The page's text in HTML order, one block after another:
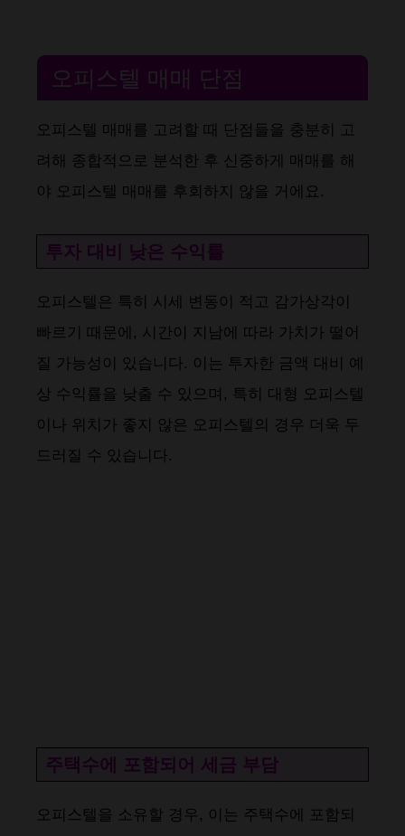
오피스텔 매매 단점
오피스텔 매매를 고려할 때 단점들을 충분히 고
려해 종합적으로 분석한 후 신중하게 매매를 해
야 오피스텔 매매를 후회하지 않을 거에요.
투자 대비 낮은 수익률
오피스텔은 특히 시세 변동이 적고 감가상각이
빠르기 때문에, 시간이 지남에 따라 가치가 떨어
질 가능성이 있습니다. 이는 투자한 금액 대비 예
상 수익률을 낮출 수 있으며, 특히 대형 오피스텔
이나 위치가 좋지 않은 오피스텔의 경우 더욱 두
드러질 수 있습니다​​​​.
주택수에 포함되어 세금 부담
오피스텔을 소유할 경우, 이는 주택수에 포함되